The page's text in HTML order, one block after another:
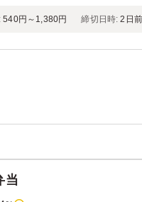
540円～1,380円 締切日時: 2日
を探していましたが、
た。
普段朝はあまり食べないの
当